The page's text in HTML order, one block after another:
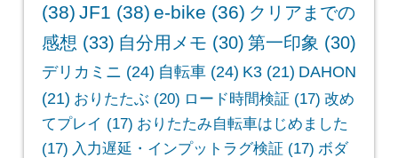
(38) JF1 (38) e-bike (36) クリアまでの
感想 (33) 自分用メモ (30) 第一印象 (30)
デリカミニ (24) 自転車(24) K3(21) DAHON
(21) おりたたぶ (20) ロード時間検証 (17) 改め
てプレイ (17) おりたたみ自転車はじめました
(17) 入力遅延・インプットラグ検証 (17) ボダ